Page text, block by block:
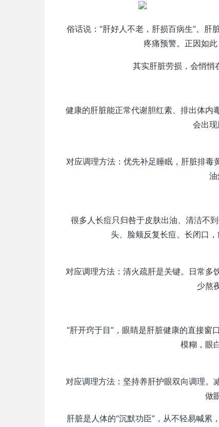
俗话说：“肝好人不老，肝损百病生”。
疼痛预警。正因如
其实肝脏劳损，会悄悄
健康的肝脏能正常代谢胆红素、排出体内
会出
对应调理方法：优先补足睡眠，肝脏排
很多人长痘只归咎于皮肤出油、清洁不
头、脸颊反复长痘、长闭口
对应调理方法：清火疏肝是关键。日常多
少熬
“肝开窍于目”，眼睛是肝脏健康的直接
模糊，眼
对应调理方法：坚持养肝护眼双向调理。
做
肝脏是人体的“沉默功臣”，从不轻易喊累